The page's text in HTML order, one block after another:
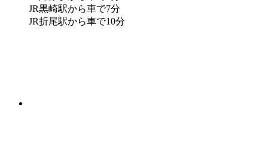
JR黒崎駅から車で7分
JR折尾駅から車で10分